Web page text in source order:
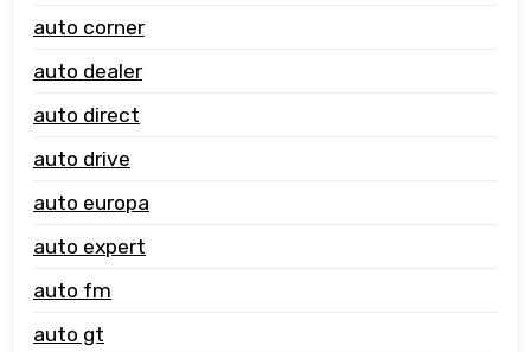
auto corner
auto dealer
auto direct
auto drive
auto europa
auto expert
auto fm
auto gt